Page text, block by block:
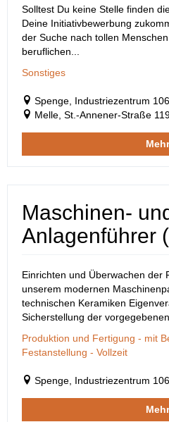
Solltest Du keine Stelle finden
Deine Initiativbewerbung
der Suche nach tollen
beruflichen...
Sonstiges
Spenge, Industriezentrum
Melle, St.-Annener-Straße
Mehr
Maschinen-
Anlagenführer
Einrichten und Überwachen der
unserem modernen
technischen Keramiken
Sicherstellung der
Produktion und Fertigung - mit
Festanstellung - Vollzeit
Spenge, Industriezentrum
Mehr